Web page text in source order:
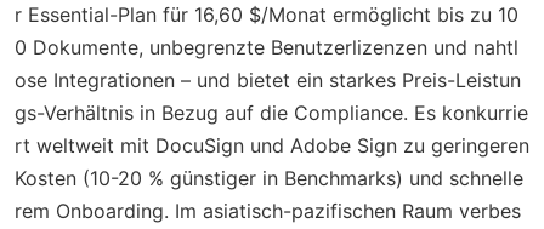
r Essential-Plan für 16,60 $/Monat ermöglicht bis zu 10
0 Dokumente, unbegrenzte Benutzerlizenzen und nahtl
ose Integrationen – und bietet ein starkes Preis-Leistun
gs-Verhältnis in Bezug auf die Compliance. Es konkurrie
rt weltweit mit DocuSign und Adobe Sign zu geringeren
Kosten (10-20 % günstiger in Benchmarks) und schnelle
rem Onboarding. Im asiatisch-pazifischen Raum verbes